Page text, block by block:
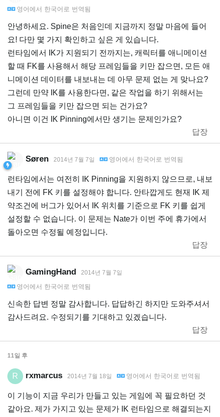
영어 에서 한국어 로 번역됨
안녕하세요. Spine은 처음인데 지금까지 정말 마음에 들어
요! 다만 몇 가지 확인하고 싶은 게 있습니다.
런타임에서 IK가 지원되기 전까지는, 캐릭터를 애니메이션
할 때 FK를 사용해서 해당 프레임들을 키만 잡으면, 모든 애
니메이션 데이터를 내보내는 데 아무 문제 없는 게 맞나요?
그런데 만약 IK를 사용한다면, 같은 작업을 하기 위해서는
그 프레임들을 키만 잡으면 되는 건가요?
아니면 이건 IK Pinning에서만 생기는 문제인가요?
답장
Søren 2014년 7월 7일 영어 에서 한국어 로 번역됨
런타임에서는 여전히 IK Pinning을 지원하지 않으므로, 내보
내기 전에 FK 키를 설정해야 합니다. 안타깝게도 현재 IK 제
약조건에 버그가 있어서 IK 위치를 기준으로 FK 키를 쉽게
설정할 수 없습니다. 이 문제는 Nate가 이번 주에 휴가에서
돌아오면 수정될 예정입니다.
답장
GamingHand 2014년 7월 7일
영어 에서 한국어 로 번역됨
신속한 답변 정말 감사합니다. 답답하긴 하지만 도와주셔서
감사드려요. 수정되기를 기대하고 있겠습니다.
답장
11일 후
R rxmarcus 2014년 7월 18일 영어 에서 한국어 로 번역됨
이 기능이 지금 우리가 만들고 있는 게임에 꼭 필요하던 것
같아요. 제가 가지고 있는 문제가 IK 런타임으로 해결되는지